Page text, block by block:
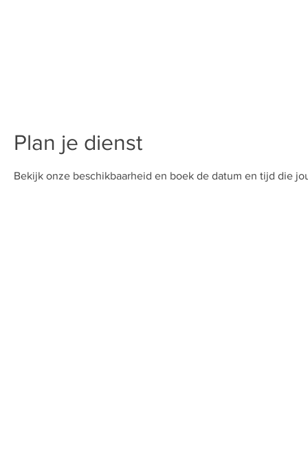
Plan je dienst
Bekijk onze beschikbaarheid en boek de datum en tijd die